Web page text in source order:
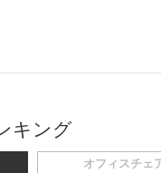
キング
オフィスチェ